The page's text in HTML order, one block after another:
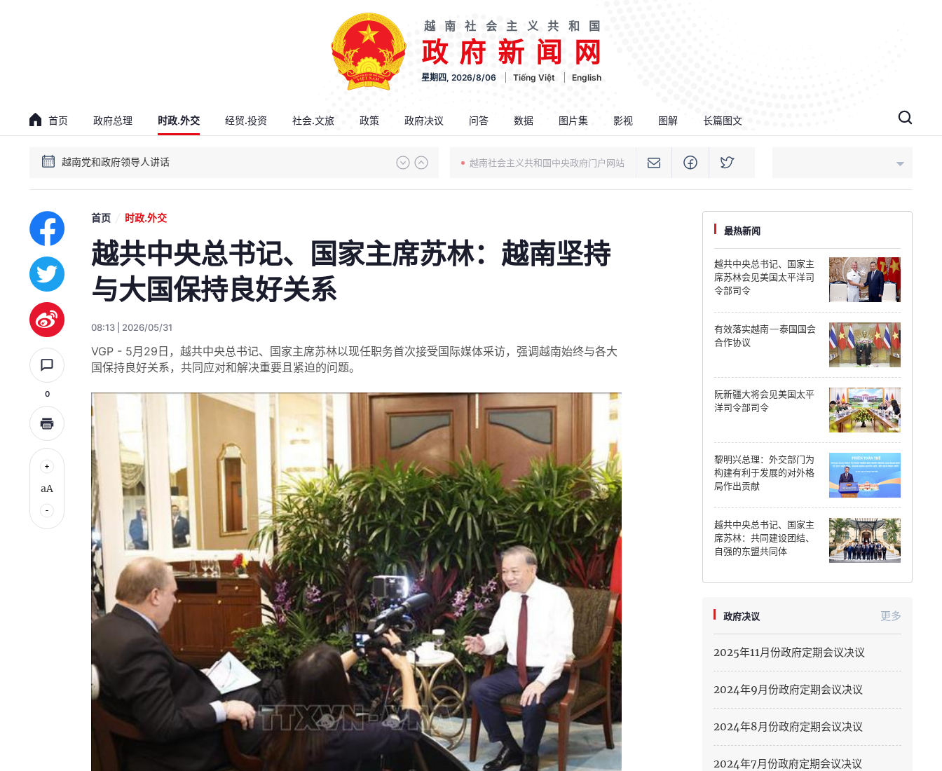
越南社会主义共和国
政府新闻网
星期四, 2026/8/06 Tiếng Việt English
首页 政府总理 时政.外交 经贸.投资 社会.文旅 政策 政府决议 问答 数据 图片集 影视 图解 长篇图文
贯彻落实越共十四大决议会议
越南党和政府领导人讲话 越南社会主义共和国中央政府门户网站
Bac Ninh
Cao Bang
Da Nang
Dong Nai
Gia Lai
Ha Noi
Ho Chi Minh
Hai Phong
Lai Chau
Lao Cai
0
aA
首页 时政.外交
越共中央总书记、国家主席苏林：越南坚持
与大国保持良好关系
08:13 | 2026/05/31
VGP - 5月29日，越共中央总书记、国家主席苏林以现任职务首次接受国际媒体采访，强调越南始终与各大
国保持良好关系，共同应对和解决重要且紧迫的问题。
最热新闻
越共中央总书记、国家主
席苏林会见美国太平洋司
令部司令
有效落实越南—泰国国会
合作协议
阮新疆大将会见美国太平
洋司令部司令
黎明兴总理：外交部门为
构建有利于发展的对外格
局作出贡献
越共中央总书记、国家主
席苏林：共同建设团结、
自强的东盟共同体
政府决议 更多
2025年11月份政府定期会议决议
2024年9月份政府定期会议决议
2024年8月份政府定期会议决议
2024年7月份政府定期会议决议